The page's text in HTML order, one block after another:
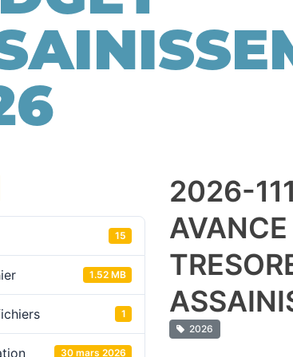
15
1.52 MB
1
30 mars 2026
2026-
AVANCE
2026